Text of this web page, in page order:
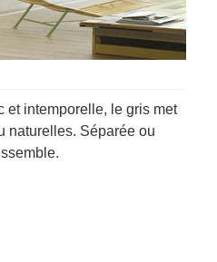
et intemporelle, le gris met
naturelles. Séparée ou